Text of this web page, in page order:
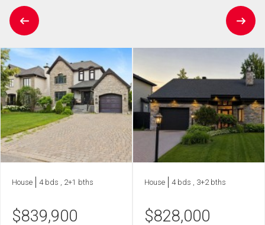
House 4 bds , 2+1 bths
$839,900
House 4 bds , 3+2 bths
$828,000